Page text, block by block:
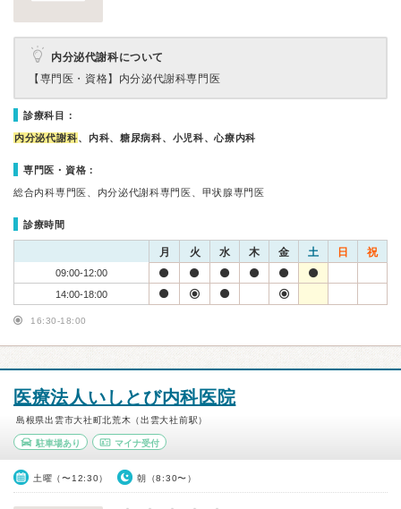
内分泌代謝科について
【専門医・資格】 内分泌代謝科専門医
診療科目：
内分泌代謝科、内科、糖尿病科、小児科、心療内科
専門医・資格：
総合内科専門医、内分泌代謝科専門医、甲状腺専門医
診療時間
月 火 水 木 金 土 日 祝
09:00-12:00
14:00-18:00
16:30-18:00
医療法人いしとび内科医院
島根県出雲市大社町北荒木（出雲大社前駅）
駐車場あり マイナ受付
土曜（〜12:30） 朝（8:30〜）